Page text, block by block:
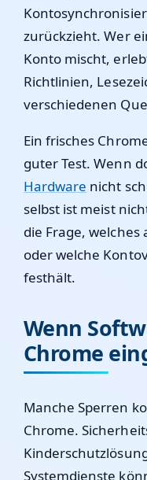
zurückzieht. Wer
Konto mischt,
Richtlinien,
verschiedenen
Ein frisches
guter Test. Wenn
Hardware nicht
selbst ist meist
die Frage,
oder welche
festhält.
Wenn
Chrome
Manche Sperren
Chrome.
Systemdienste